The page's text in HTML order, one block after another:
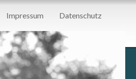
Impressum Datenschutz